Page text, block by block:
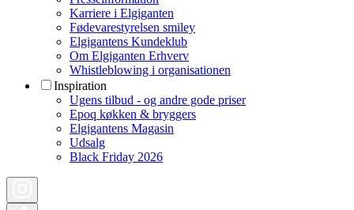
Karriere i Elgiganten
Fødevarestyrelsen smiley
Elgigantens Kundeklub
Om Elgiganten Erhverv
Whistleblowing i organisationen
Inspiration
Ugens tilbud - og andre gode priser
Epoq køkken & bryggers
Elgigantens Magasin
Udsalg
Black Friday 2026